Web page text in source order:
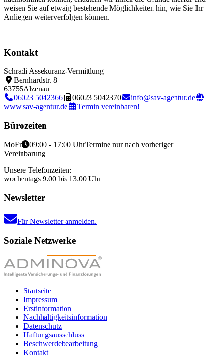
weisen Sie auf etwaig bestehende Möglichkeiten hin, wie Sie Ihr
Anliegen weiterverfolgen können.
Kontakt
Schradi Assekuranz-Vermittlung
Bernhardstr. 8
63755Alzenau
06023 5042366
06023 5042370
info@sav-agentur.de
www.sav-agentur.de
Termin vereinbaren!
Bürozeiten
MoFr 09:00 - 17:00 UhrTermine nur nach vorheriger
Vereinbarung
Unsere Telefonzeiten:
wochentags 9:00 bis 13:00 Uhr
Newsletter
Für Newsletter anmelden.
Soziale Netzwerke
Startseite
Impressum
Erstinformation
Nachhaltigkeitsinformation
Datenschutz
Haftungsausschluss
Beschwerdebearbeitung
Kontakt